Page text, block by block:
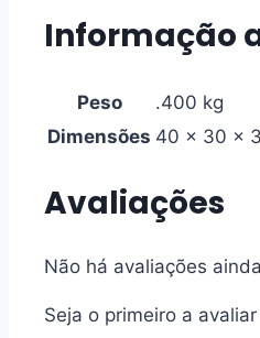
Informação
Peso
.400 kg
Dimensões 40 × 30 ×
Avaliações
Não há avaliações
Seja o primeiro a